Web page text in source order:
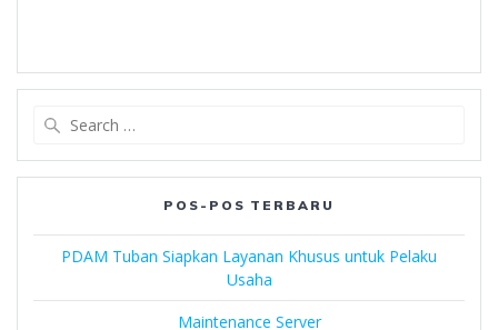
POS-POS TERBARU
PDAM Tuban Siapkan Layanan Khusus untuk Pelaku
Usaha
Maintenance Server